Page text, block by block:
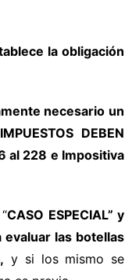
la obligación
necesario un
DEBEN
al 228 e Impositiva
CASO ESPECIAL” y
las botellas
y si los mismo se